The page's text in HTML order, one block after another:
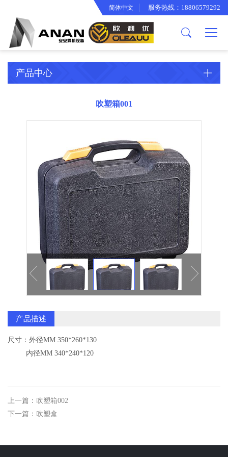
关于我们
公司简介
企业文化
合作伙伴
产品中心
逆变焊机工具箱
面罩系列
渣锤系列
电子线束系列
骨架系列
接地夹系列
逆变焊机面板系列
气泵配件
塑料配件系列
塑料拼装地板
欧利优产品
智能冷却水箱
简体中文 服务热线：18806579292
产品中心
吹塑箱001
产品描述
尺寸：外径MM 350*260*130
内径MM 340*240*120
上一篇：吹塑箱002
下一篇：吹塑盒